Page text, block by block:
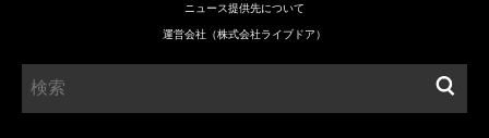
ニュース提供先について
運営会社（株式会社ライブドア）